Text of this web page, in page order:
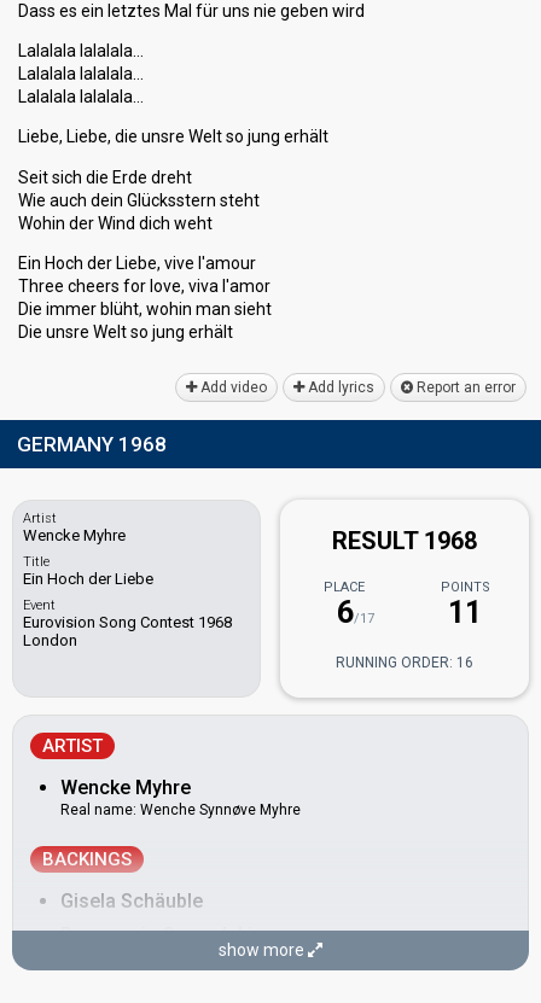
Dass es ein letztes Mal für uns nie geben wird
Lalalala lalalala…
Lalalala lalalala…
Lalalala lalalala…
Liebe, Liebe, die unsre Welt so jung erhält
Seit sich die Erde dreht
Wie auch dein Glücksstern steht
Wohin der Wind dich weht
Ein Hoch der Liebe, vive l'amour
Three cheers for love, viva l'amor
Die immer blüht, wohin mаn sieht
Die unsre Welt ѕo jung erhält
Add video Add lyrics Report an error
GERMANY 1968
Artist
Wencke Myhre
Title
Ein Hoch der Liebe
Event
Eurovision Song Contest 1968
London
RESULT 1968
PLACE
6/17
POINTS
11
RUNNING ORDER: 16
ARTIST
Wencke Myhre
Real name: Wenche Synnøve Myhre
BACKINGS
Gisela Schäuble
Rosemarie Gongolski
Rosemarie Siegel
show more